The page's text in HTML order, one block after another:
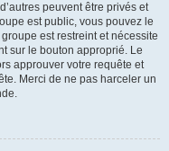
peuvent être privés et
est public, vous pouvez le
est restreint et nécessite
sur le bouton approprié. Le
approuver votre requête et
Merci de ne pas harceler un